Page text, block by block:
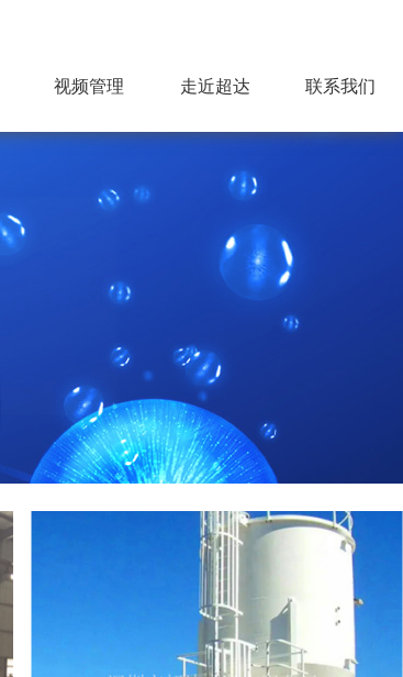
视频管理
走近超达
组织机构
企业文化
联系我们